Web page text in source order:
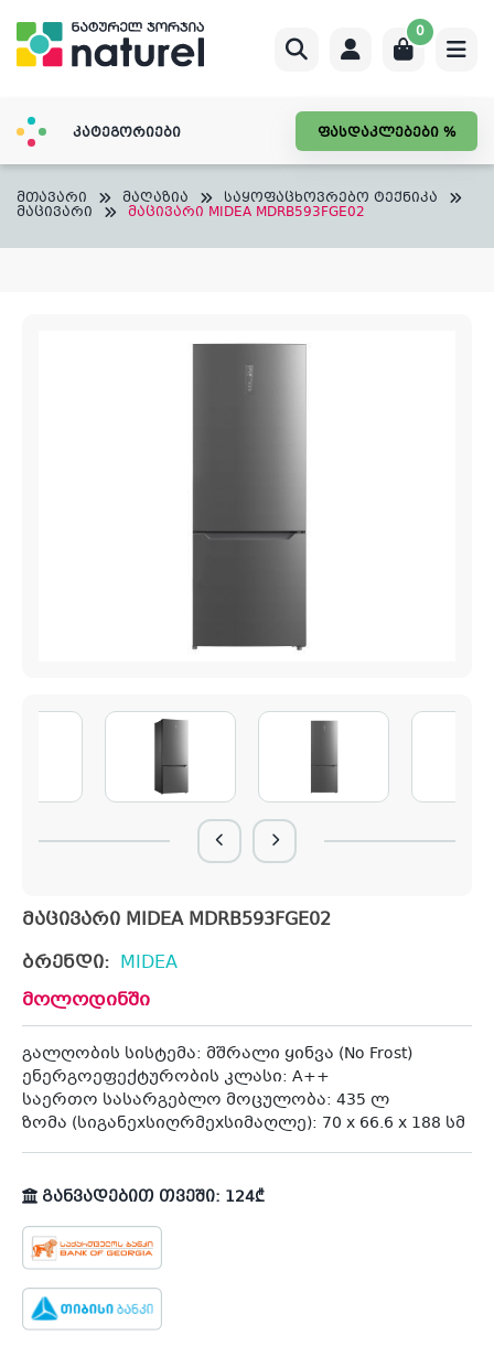
content
0
კატეგორიები ფასდაკლებები %
მთავარი მაღაზია საყოფაცხოვრებო ტექნიკა
მაცივარი მაცივარი MIDEA MDRB593FGE02
მაცივარი MIDEA MDRB593FGE02
ბრენდი: MIDEA
მოლოდინში
გალღობის სისტემა: მშრალი ყინვა (No Frost)
ენერგოეფექტურობის კლასი: A++
საერთო სასარგებლო მოცულობა: 435 ლ
ზომა (სიგანეxსიღრმეxსიმაღლე): 70 x 66.6 x 188 სმ
განვადებით თვეში: 124₾